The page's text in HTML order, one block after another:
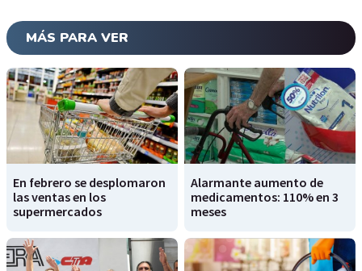
MÁS PARA VER
En febrero se desplomaron
las ventas en los
supermercados
Alarmante aumento de
medicamentos: 110% en 3
meses